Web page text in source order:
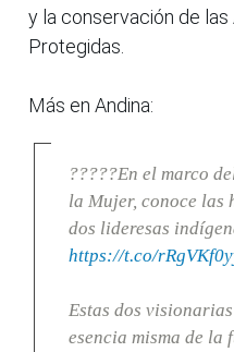
y la conservación de
Protegidas.
Más en Andina:
?????En el marco
la Mujer, conoce las
dos lideresas
https://t.co/
Estas dos
esencia misma de la